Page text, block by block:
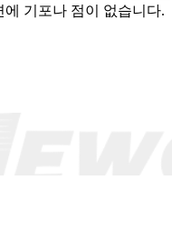
에 기포나 점이 없습니다.